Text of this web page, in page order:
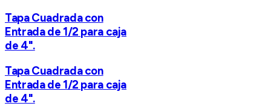
Tapa Cuadrada con
Entrada de 1/2 para caja
de 4".
Tapa Cuadrada con
Entrada de 1/2 para caja
de 4".